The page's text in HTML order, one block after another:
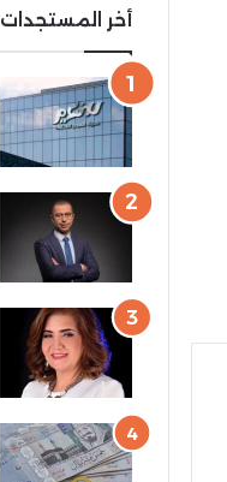
أخر المستجدات